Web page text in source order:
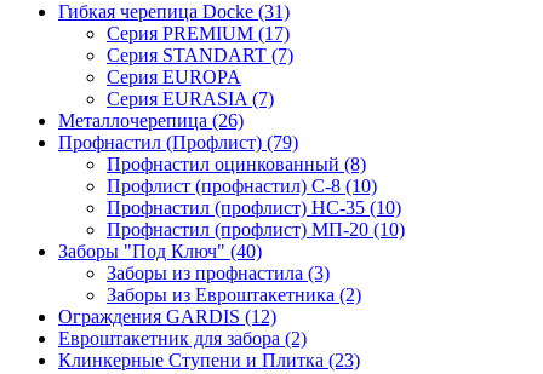
Гибкая черепица Docke (31)
Серия PREMIUM (17)
Серия STANDART (7)
Серия EUROPA
Серия EURASIA (7)
Металлочерепица (26)
Профнастил (Профлист) (79)
Профнастил оцинкованный (8)
Профлист (профнастил) С-8 (10)
Профнастил (профлист) НС-35 (10)
Профнастил (профлист) МП-20 (10)
Заборы "Под Ключ" (40)
Заборы из профнастила (3)
Заборы из Евроштакетника (2)
Ограждения GARDIS (12)
Евроштакетник для забора (2)
Клинкерные Ступени и Плитка (23)